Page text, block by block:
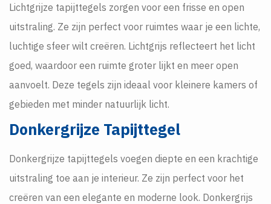
Lichtgrijze tapijttegels zorgen voor een frisse en open
uitstraling. Ze zijn perfect voor ruimtes waar je een lichte,
luchtige sfeer wilt creëren. Lichtgrijs reflecteert het licht
goed, waardoor een ruimte groter lijkt en meer open
aanvoelt. Deze tegels zijn ideaal voor kleinere kamers of
gebieden met minder natuurlijk licht.
Donkergrijze Tapijttegel
Donkergrijze tapijttegels voegen diepte en een krachtige
uitstraling toe aan je interieur. Ze zijn perfect voor het
creëren van een elegante en moderne look. Donkergrijs